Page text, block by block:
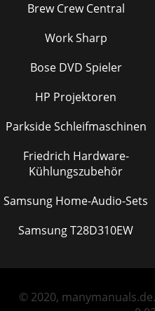
Brew Crew Central
Work Sharp
Bose DVD Spieler
HP Projektoren
Parkside Schleifmaschinen
Friedrich Hardware-
Kühlungszubehör
Samsung Home-Audio-Sets
Samsung T28D310EW
© 2020,